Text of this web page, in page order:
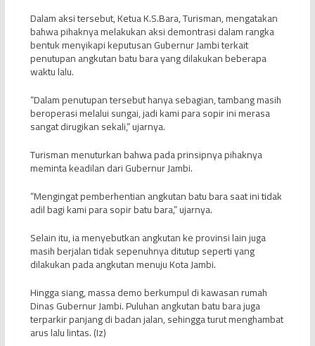
Dalam aksi tersebut, Ketua K.S.Bara, Turisman, mengatakan
bahwa pihaknya melakukan aksi demontrasi dalam rangka
bentuk menyikapi keputusan Gubernur Jambi terkait
penutupan angkutan batu bara yang dilakukan beberapa
waktu lalu.
“Dalam penutupan tersebut hanya sebagian, tambang masih
beroperasi melalui sungai, jadi kami para sopir ini merasa
sangat dirugikan sekali,“ ujarnya.
Turisman menuturkan bahwa pada prinsipnya pihaknya
meminta keadilan dari Gubernur Jambi.
“Mengingat pemberhentian angkutan batu bara saat ini tidak
adil bagi kami para sopir batu bara,” ujarnya.
Selain itu, ia menyebutkan angkutan ke provinsi lain juga
masih berjalan tidak sepenuhnya ditutup seperti yang
dilakukan pada angkutan menuju Kota Jambi.
Hingga siang, massa demo berkumpul di kawasan rumah
Dinas Gubernur Jambi. Puluhan angkutan batu bara juga
terparkir panjang di badan jalan, sehingga turut menghambat
arus lalu lintas. (Iz)